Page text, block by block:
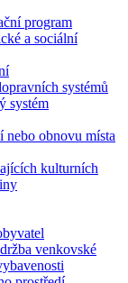
program
a sociální
systémů
systém
nebo obnovu místa
kulturních
venkovské